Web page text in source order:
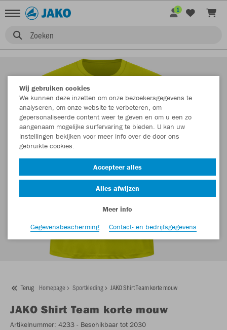
Zoeken
1
Terug Homepage Sportkleding JAKO Shirt Team korte mouw
JAKO Shirt Team korte mouw
Artikelnummer: 4233 - Beschikbaar tot 2030
Wij gebruiken cookies
We kunnen deze inzetten om onze bezoekersgegevens te
analyseren, om onze website te verbeteren, om
gepersonaliseerde content weer te geven en om u een zo
aangenaam mogelijke surfervaring te bieden. U kan uw
instellingen bekijken voor meer info over de door ons
gebruikte cookies.
Accepteer alles
Alles afwijzen
Meer info
Gegevensbescherming
Contact- en bedrijfsgegevens